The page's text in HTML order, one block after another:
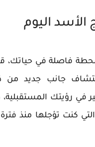
الأسد اليوم
محطة فاصلة في
جانب جديد من
في رؤيتك
كنت تؤجلها منذ